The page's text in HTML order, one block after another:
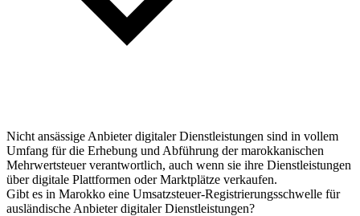
Nicht ansässige Anbieter digitaler Dienstleistungen sind in vollem
Umfang für die Erhebung und Abführung der marokkanischen
Mehrwertsteuer verantwortlich, auch wenn sie ihre Dienstleistungen
über digitale Plattformen oder Marktplätze verkaufen.
Gibt es in Marokko eine Umsatzsteuer-Registrierungsschwelle für
ausländische Anbieter digitaler Dienstleistungen?